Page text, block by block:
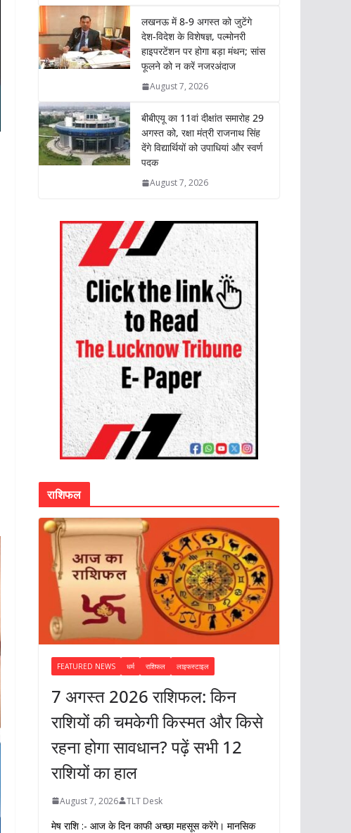
लखनऊ में 8-9 अगस्त को जुटेंगे
देश-विदेश के विशेषज्ञ, पल्मोनरी
हाइपरटेंशन पर होगा बड़ा मंथन; सांस
फूलने को न करें नजरअंदाज
August 7, 2026
बीबीएयू का 11वां दीक्षांत समारोह 29
अगस्त को, रक्षा मंत्री राजनाथ सिंह
देंगे विद्यार्थियों को उपाधियां और स्वर्ण
पदक
August 7, 2026
राशिफल
FEATURED NEWS धर्म राशिफल लाइफस्टाइल
7 अगस्त 2026 राशिफल: किन
राशियों की चमकेगी किस्मत और किसे
रहना होगा सावधान? पढ़ें सभी 12
राशियों का हाल
August 7, 2026 TLT Desk
मेष राशि :- आज के दिन काफी अच्छा महसूस करेंगे। मानसिक